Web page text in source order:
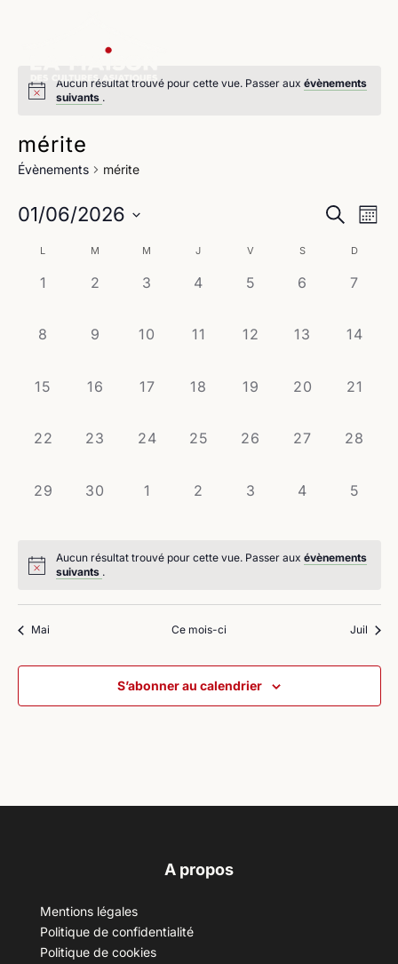
Aucun résultat trouvé pour cette vue. Passer aux évènements
suivants .
mérite
Évènements mérite
vues
Recherche
Mois
01/06/2026
date.
Calendrier
de
Évènements
L M M J V S D
0
1
0
2
0
3
0
4
0
5
0
6
0
7
0
8
0
9
0
10
0
11
0
12
0
13
0
14
0
15
0
16
0
17
0
18
0
19
0
20
0
21
0
22
0
23
0
24
0
25
0
26
0
27
0
28
0
29
0
30
0
1
0
2
0
3
0
4
0
5
Aucun résultat trouvé pour cette vue. Passer aux évènements
suivants .
Mai Ce mois-ci Juil
S’abonner au calendrier
A propos
Mentions légales
Politique de confidentialité
Politique de cookies